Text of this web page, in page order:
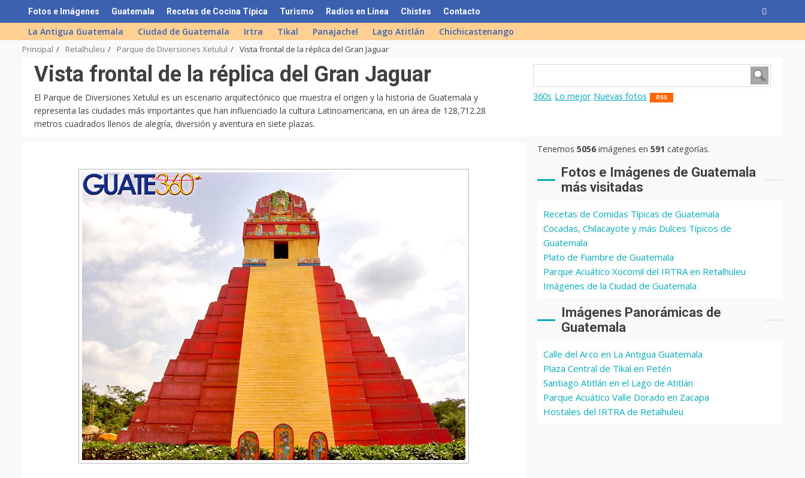
to
content
Fotos e Imágenes Guatemala Recetas de Cocina Típica Turismo Radios en Línea Chistes Contacto
La Antigua Guatemala Ciudad de Guatemala Irtra Tikal Panajachel Lago Atitlán Chichicastenango
Principal Retalhuleu Parque de Diversiones Xetulul Vista frontal de la réplica del Gran Jaguar
Vista frontal de la réplica del Gran Jaguar
El Parque de Diversiones Xetulul es un escenario arquitectónico que muestra el origen y la historia de Guatemala y
representa las ciudades más importantes que han influenciado la cultura Latinoamericana, en un área de 128,712.28
metros cuadrados llenos de alegría, diversión y aventura en siete plazas.
360s Lo mejor Nuevas fotos RSS
Tenemos5056 imágenes en591 categorías.
Fotos e Imágenes de Guatemala
más visitadas
Recetas de Comidas Típicas de Guatemala
Cocadas, Chilacayote y más Dulces Típicos de
Guatemala
Plato de Fiambre de Guatemala
Parque Acuático Xocomil del IRTRA en Retalhuleu
Imágenes de la Ciudad de Guatemala
Imágenes Panorámicas de
Guatemala
Calle del Arco en La Antigua Guatemala
Plaza Central de Tikal en Petén
Santiago Atitlán en el Lago de Atitlán
Parque Acuático Valle Dorado en Zacapa
Hostales del IRTRA de Retalhuleu